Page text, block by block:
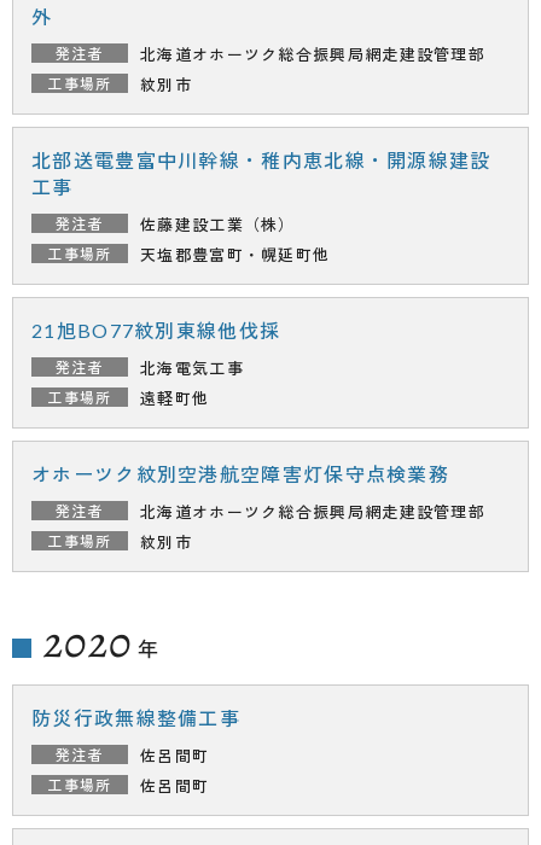
北海道オホーツク総合振興局網走建設管理部
外
紋別市
佐藤建設工業（株）
北部送電豊富中川幹線・稚内恵北線・開源線建設
工事
天塩郡豊富町・幌延町他
北海電気工事
21旭BO77紋別東線他伐採
遠軽町他
北海道オホーツク総合振興局網走建設管理部
オホーツク紋別空港航空障害灯保守点検業務
紋別市
2020 年
佐呂間町
防災行政無線整備工事
佐呂間町